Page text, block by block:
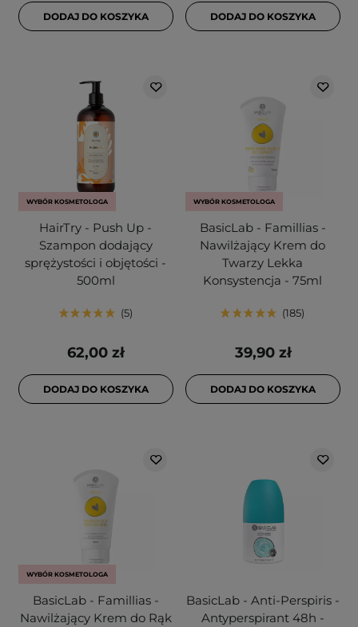
DODAJ DO KOSZYKA DODAJ DO KOSZYKA
WYBÓR KOSMETOLOGA
HairTry - Push Up -
Szampon dodający
sprężystości i objętości -
500ml
5
62,00 zł
DODAJ DO KOSZYKA
WYBÓR KOSMETOLOGA
BasicLab - Famillias -
Nawilżający Krem do
Twarzy Lekka
Konsystencja - 75ml
185
39,90 zł
DODAJ DO KOSZYKA
WYBÓR KOSMETOLOGA
BasicLab - Famillias -
Nawilżający Krem do Rąk
BasicLab - Anti-Perspiris -
Antyperspirant 48h -